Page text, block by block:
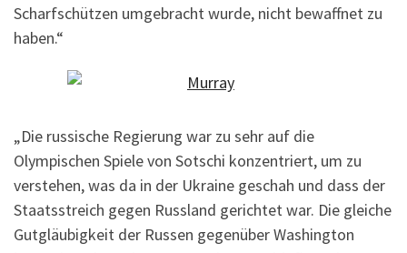
Scharfschützen umgebracht wurde, nicht bewaffnet zu
haben.“
„Die russische Regierung war zu sehr auf die
Olympischen Spiele von Sotschi konzentriert, um zu
verstehen, was da in der Ukraine geschah und dass der
Staatsstreich gegen Russland gerichtet war. Die gleiche
Gutgläubigkeit der Russen gegenüber Washington